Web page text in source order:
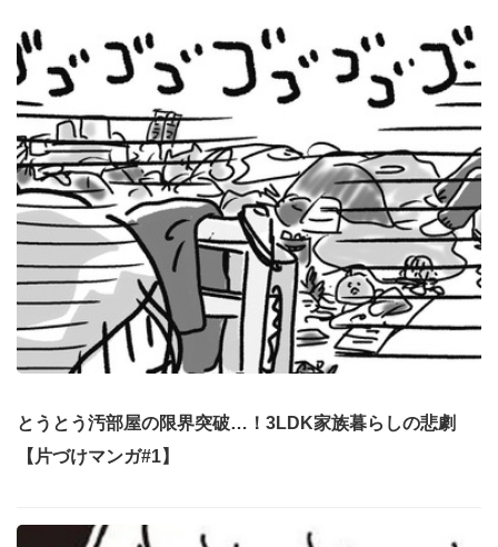
とうとう汚部屋の限界突破…！3LDK家族暮らしの悲劇
【片づけマンガ#1】